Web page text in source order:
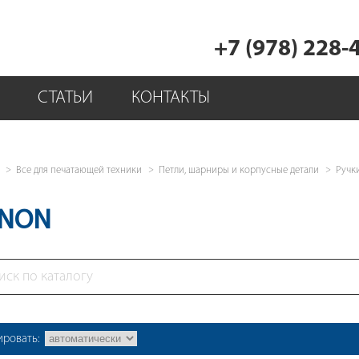
+7 (978) 228-
СТАТЬИ КОНТАКТЫ
Все для печатающей техники Петли, шарниры и корпусные детали